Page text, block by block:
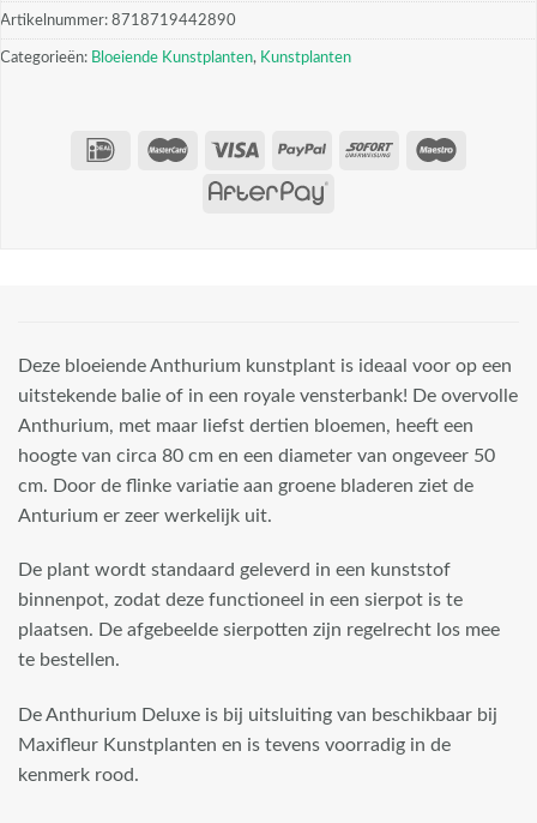
Artikelnummer: 8718719442890
Categorieën: Bloeiende Kunstplanten, Kunstplanten
Deze bloeiende Anthurium kunstplant is ideaal voor op een
uitstekende balie of in een royale vensterbank! De overvolle
Anthurium, met maar liefst dertien bloemen, heeft een
hoogte van circa 80 cm en een diameter van ongeveer 50
cm. Door de flinke variatie aan groene bladeren ziet de
Anturium er zeer werkelijk uit.
De plant wordt standaard geleverd in een kunststof
binnenpot, zodat deze functioneel in een sierpot is te
plaatsen. De afgebeelde sierpotten zijn regelrecht los mee
te bestellen.
De Anthurium Deluxe is bij uitsluiting van beschikbaar bij
Maxifleur Kunstplanten en is tevens voorradig in de
kenmerk rood.